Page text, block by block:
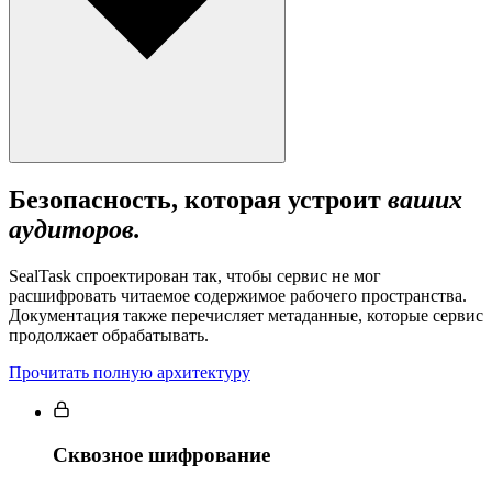
Безопасность, которая устроит ваших
аудиторов.
SealTask спроектирован так, чтобы сервис не мог
расшифровать читаемое содержимое рабочего пространства.
Документация также перечисляет метаданные, которые сервис
продолжает обрабатывать.
Прочитать полную архитектуру
Сквозное шифрование